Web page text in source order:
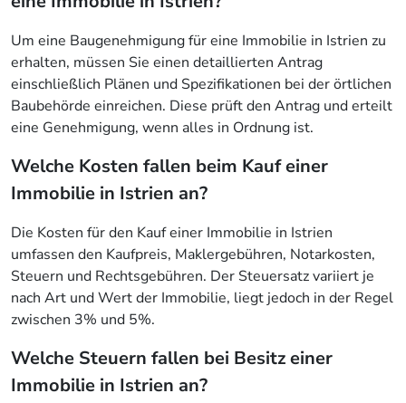
Um eine Baugenehmigung für eine Immobilie in Istrien zu
erhalten, müssen Sie einen detaillierten Antrag
einschließlich Plänen und Spezifikationen bei der örtlichen
Baubehörde einreichen. Diese prüft den Antrag und erteilt
eine Genehmigung, wenn alles in Ordnung ist.
Welche Kosten fallen beim Kauf einer
Immobilie in Istrien an?
Die Kosten für den Kauf einer Immobilie in Istrien
umfassen den Kaufpreis, Maklergebühren, Notarkosten,
Steuern und Rechtsgebühren. Der Steuersatz variiert je
nach Art und Wert der Immobilie, liegt jedoch in der Regel
zwischen 3% und 5%.
Welche Steuern fallen bei Besitz einer
Immobilie in Istrien an?